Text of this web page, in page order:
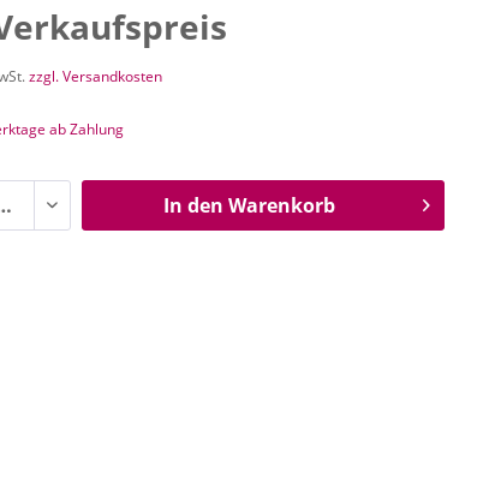
zzgl. Versandkosten
ab Zahlung
In den Warenkorb